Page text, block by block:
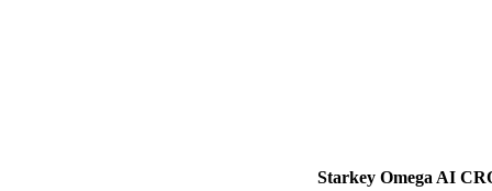
Starkey Omega AI